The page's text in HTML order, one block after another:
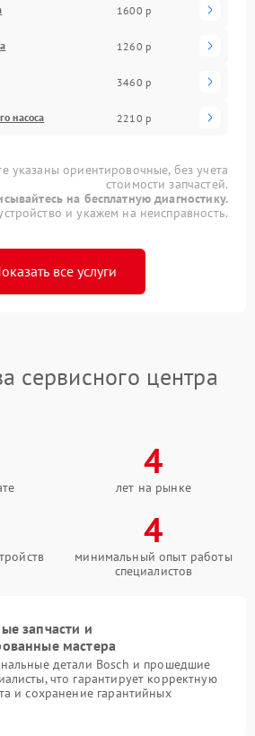
1600 р
1260 р
3460 р
насоса 2210 р
указаны ориентировочные, без учета
стоимости запчастей.
на бесплатную диагностику.
и укажем на неисправность.
все услуги
сервисного центра
4
лет на рынке
4
минимальный опыт работы
специалистов
запчасти и
мастера
детали Bosch и прошедшие
что гарантирует корректную
и сохранение гарантийных